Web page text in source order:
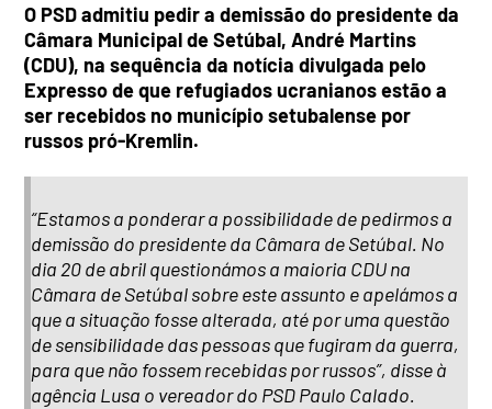
O PSD admitiu pedir a demissão do presidente da
Câmara Municipal de Setúbal, André Martins
(CDU), na sequência da notícia divulgada pelo
Expresso de que refugiados ucranianos estão a
ser recebidos no município setubalense por
russos pró-Kremlin.
“Estamos a ponderar a possibilidade de pedirmos a
demissão do presidente da Câmara de Setúbal. No
dia 20 de abril questionámos a maioria CDU na
Câmara de Setúbal sobre este assunto e apelámos a
que a situação fosse alterada, até por uma questão
de sensibilidade das pessoas que fugiram da guerra,
para que não fossem recebidas por russos”, disse à
agência Lusa o vereador do PSD Paulo Calado.